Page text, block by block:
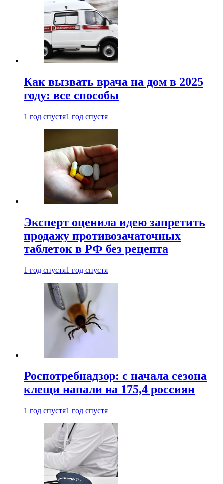
Как вызвать врача на дом в 2025
году: все способы
1 год спустя1 год спустя
Эксперт оценила идею запретить
продажу противозачаточных
таблеток в РФ без рецепта
1 год спустя1 год спустя
Роспотребнадзор: с начала сезона
клещи напали на 175,4 россиян
1 год спустя1 год спустя